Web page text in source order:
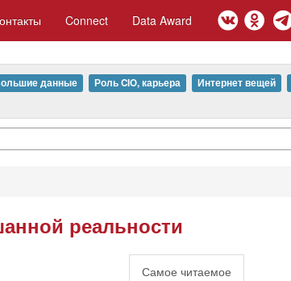
Connect Data Award
данные Роль CIO, карьера Интернет вещей
реальности
Самое читаемое